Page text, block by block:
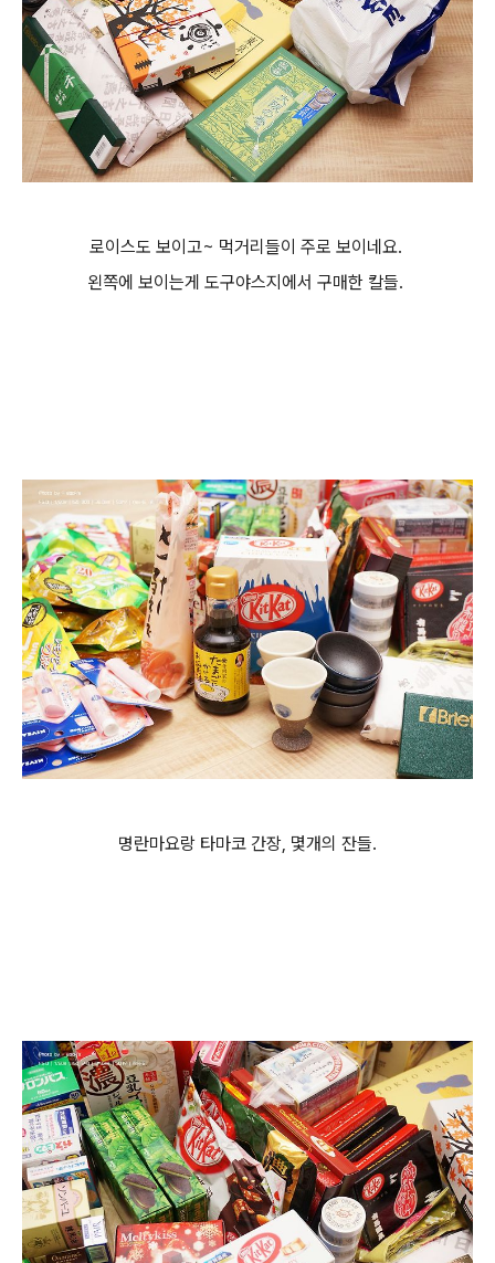
로이스도 보이고~ 먹거리들이 주로 보이네요.
왼쪽에 보이는게 도구야스지에서 구매한 칼들.
명란마요랑 타마코 간장, 몇개의 잔들.